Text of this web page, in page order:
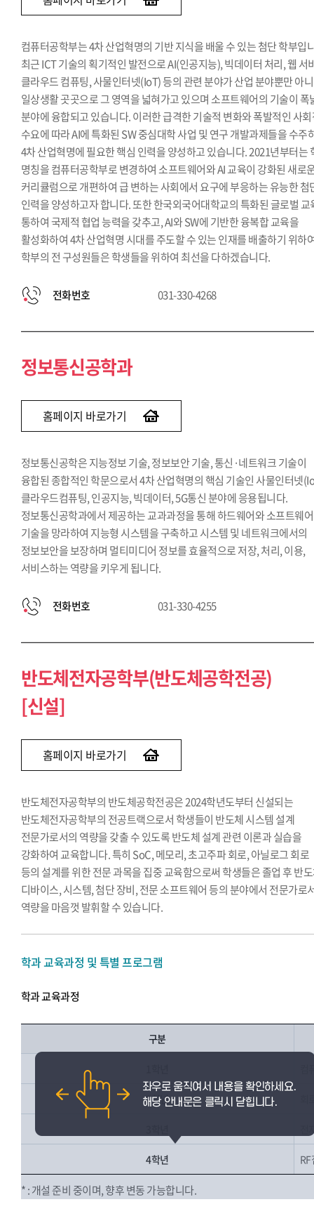
컴퓨터공학부는 4차 산업혁명의 기반 지식을 배울 수 있는 첨단 학부입
최근 ICT 기술의 획기적인 발전으로 AI(인공지능), 빅데이터 처리, 웹 서
클라우드 컴퓨팅, 사물인터넷(IoT) 등의 관련 분야가 산업 분야뿐만 아
일상생활 곳곳으로 그 영역을 넓혀가고 있으며 소프트웨어의 기술이 폭
분야에 융합되고 있습니다. 이러한 급격한 기술적 변화와 폭발적인 사
수요에 따라 AI에 특화된 SW 중심대학 사업 및 연구 개발과제들을 수주
4차 산업혁명에 필요한 핵심 인력을 양성하고 있습니다. 2021년부터는
명칭을 컴퓨터공학부로 변경하여 소프트웨어와 AI 교육이 강화된 새로
커리큘럼으로 개편하여 급 변하는 사회에서 요구에 부응하는 유능한 첨
인력을 양성하고자 합니다. 또한 한국외국어대학교의 특화된 글로벌 교
통하여 국제적 협업 능력을 갖추고, AI와 SW에 기반한 융복합 교육을
활성화하여 4차 산업혁명 시대를 주도할 수 있는 인재를 배출하기 위하
학부의 전 구성원들은 학생들을 위하여 최선을 다하겠습니다.
전화번호 031-330-4268
정보통신공학과
홈페이지 바로가기
정보통신공학은 지능정보 기술, 정보보안 기술, 통신·네트워크 기술이
융합된 종합적인 학문으로서 4차 산업혁명의 핵심 기술인 사물인터넷
클라우드컴퓨팅, 인공지능, 빅데이터, 5G통신 분야에 응용됩니다.
정보통신공학과에서 제공하는 교과과정을 통해 하드웨어와 소프트웨어
기술을 망라하여 지능형 시스템을 구축하고 시스템 및 네트워크에서의
정보보안을 보장하며 멀티미디어 정보를 효율적으로 저장, 처리, 이용,
서비스하는 역량을 키우게 됩니다.
전화번호 031-330-4255
반도체전자공학부(반도체공학전공)
[신설]
홈페이지 바로가기
반도체전자공학부의 반도체공학전공은 2024학년도부터 신설되는
반도체전자공학부의 전공트랙으로서 학생들이 반도체 시스템 설계
전문가로서의 역량을 갖출 수 있도록 반도체 설계 관련 이론과 실습을
강화하여 교육합니다. 특히 SoC, 메모리, 초고주파 회로, 아닐로그 회로
등의 설계를 위한 전문 과목을 집중 교육함으로써 학생들은 졸업 후 반
디바이스, 시스템, 첨단 장비, 전문 소프트웨어 등의 분야에서 전문가로
역량을 마음껏 발휘할 수 있습니다.
학과 교육과정 및 특별 프로그램
학과 교육과정
구분
2학년
4학년
* : 개설 준비 중이며, 향후 변동 가능합니다.